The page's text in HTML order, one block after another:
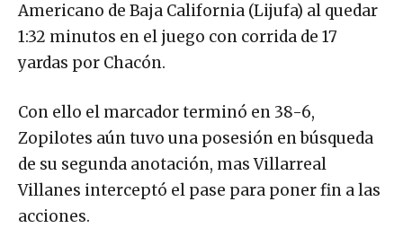
Americano de Baja California (Lijufa) al quedar
1:32 minutos en el juego con corrida de 17
yardas por Chacón.
Con ello el marcador terminó en 38-6,
Zopilotes aún tuvo una posesión en búsqueda
de su segunda anotación, mas Villarreal
Villanes interceptó el pase para poner fin a las
acciones.